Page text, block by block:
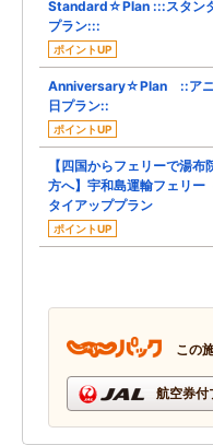
Standard☆Plan :::スタン
プラン:::
ポイントUP
Anniversary☆Plan ::アニ
日プラン::
ポイントUP
【四国からフェリーで湯
方へ】宇和島運輸フェリー
タイアッププラン
ポイントUP
この
航空券付